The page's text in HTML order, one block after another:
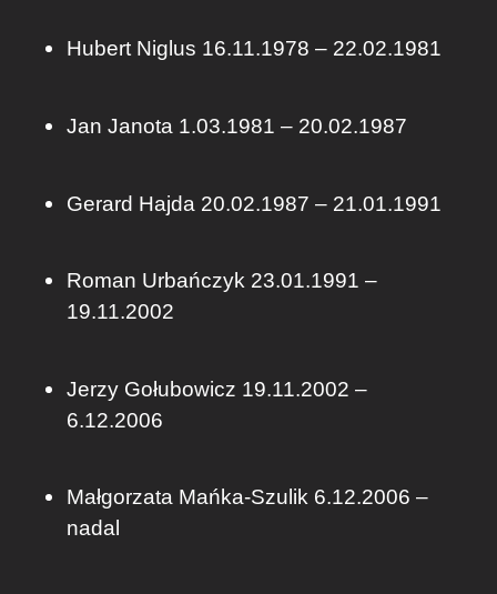
Hubert Niglus 16.11.1978 – 22.02.1981
Jan Janota 1.03.1981 – 20.02.1987
Gerard Hajda 20.02.1987 – 21.01.1991
Roman Urbańczyk 23.01.1991 –
19.11.2002
Jerzy Gołubowicz 19.11.2002 –
6.12.2006
Małgorzata Mańka-Szulik 6.12.2006 –
nadal